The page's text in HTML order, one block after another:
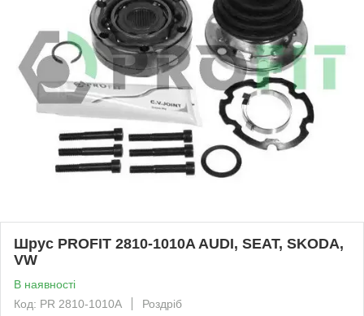
Шрус PROFIT 2810-1010A AUDI, SEAT, SKODA,
VW
В наявності
Код: PR 2810-1010A
Роздріб